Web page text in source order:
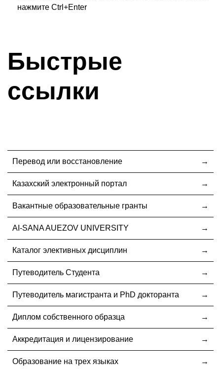
нажмите Ctrl+Enter
Быстрые
ссылки
Перевод или восстановление
Казахский электронный портал
Вакантные образовательные гранты
AI-SANA AUEZOV UNIVERSITY
Каталог элективных дисциплин
Путеводитель Студента
Путеводитель магистранта и PhD докторанта
Диплом собственного образца
Аккредитация и лицензирование
Образование на трех языках